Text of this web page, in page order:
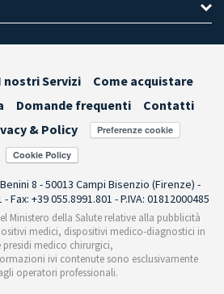
nostri Servizi
Come acquistare
Domande frequenti
Contatti
& Policy Preferenze cookie
8 - 50013 Campi Bisenzio (Firenze) -
- Fax: +39 055.8991.801 - P.IVA: 01812000485
Ministero della Salute relative alla pubblicità
medici, dispositivi medico-diagnostici in
presidi medico chirurgici,
ivi contenute sono esclusivamente
operatori professionali.